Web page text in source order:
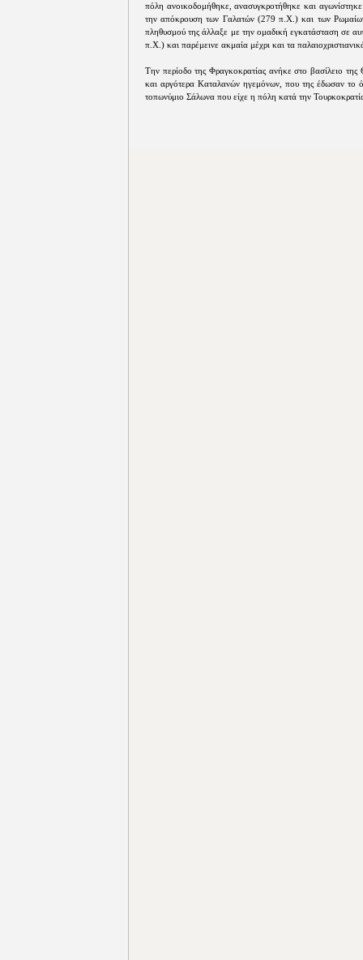
πόλη ανοικοδομήθηκε, ανασυγκροτήθηκε και αγωνίστηκε
την απόκρουση των Γαλατών (279 π.Χ.) και των
πληθυσμού της άλλαξε με την ομαδική εγκατάσταση σε
π.Χ.) και παρέμεινε ακμαία μέχρι και τα
Την περίοδο της Φραγκοκρατίας ανήκε στο βασίλειο
και αργότερα Καταλανών ηγεμόνων, που της έδωσαν το
τοπωνύμιο Σάλωνα που είχε η πόλη κατά την